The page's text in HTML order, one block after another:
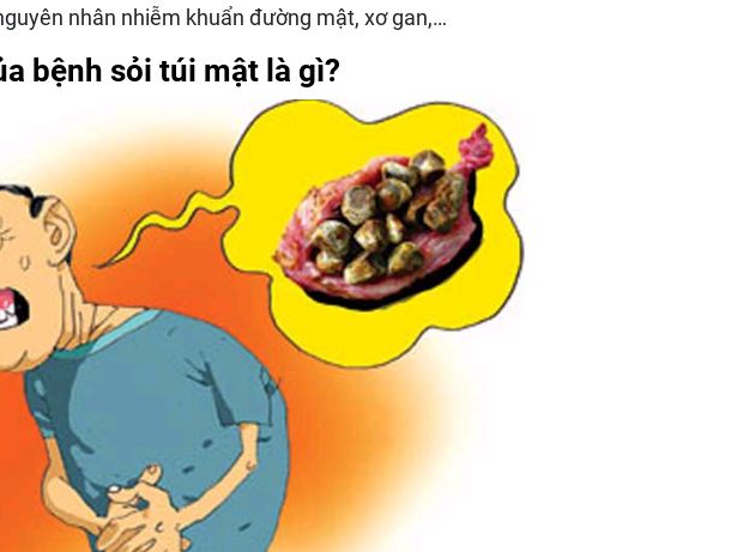
nhân nhiễm khuẩn đường mật, xơ gan,…
bệnh sỏi túi mật là gì?